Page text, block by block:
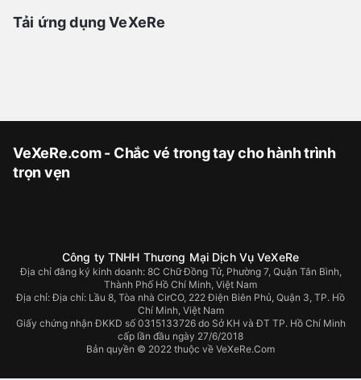
Tải ứng dụng VeXeRe
VeXeRe.com - Chắc vé trong tay cho hành trình
trọn vẹn
Công ty TNHH Thương Mại Dịch Vụ VeXeRe
Địa chỉ đăng ký kinh doanh: 8C Chữ Đồng Tử, Phường 7, Quận Tân Bình,
Thành Phố Hồ Chí Minh, Việt Nam
Địa chỉ:Địa chỉ: Lầu 8, Tòa nhà CirCO, 222 Điện Biên Phủ, Quận 3, TP. Hồ
Chí Minh, Việt Nam
Giấy chứng nhận ĐKKD số 0315133726 do Sở KH và ĐT TP. Hồ Chí Minh
cấp lần đầu ngày 27/6/2018
Bản quyền © 2022 thuộc về VeXeRe.Com